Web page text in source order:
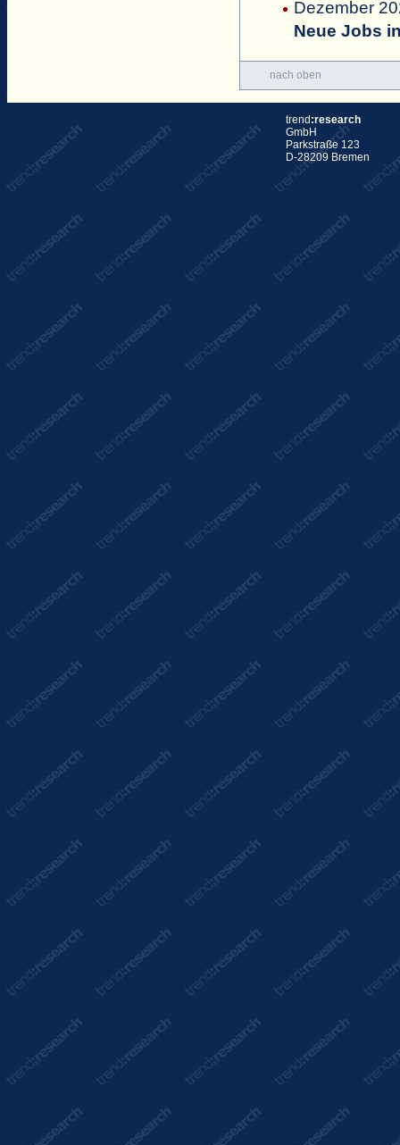
Dezember
Neue Jobs
nach oben
trend :research
GmbH
Parkstraße 123
D-28209 Bremen